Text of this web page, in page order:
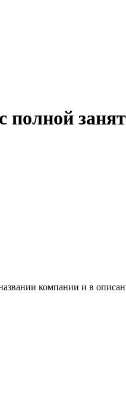
полной
компании и в